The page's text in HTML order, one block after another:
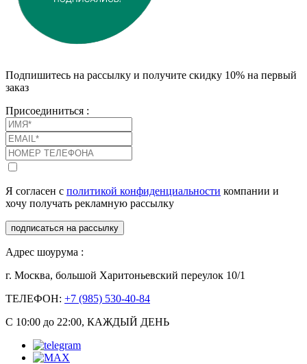
Подпишитесь на рассылку и получите скидку 10% на первый
заказ
Присоединиться :
Я согласен с политикой конфиденциальности компании и
хочу получать рекламную рассылку
подписаться на рассылку
Адрес шоурума :
г. Москва, большой Харитоньевский переулок 10/1
ТЕЛЕФОН: +7 (985) 530-40-84
С 10:00 до 22:00, КАЖДЫЙ ДЕНЬ